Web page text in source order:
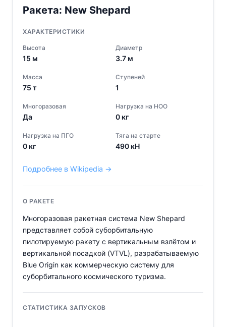
Ракета: New Shepard
ХАРАКТЕРИСТИКИ
Высота
15 м
Диаметр
3.7 м
Масса
75 т
Ступеней
1
Многоразовая
Да
Нагрузка на НОО
0 кг
Нагрузка на ПГО
0 кг
Тяга на старте
490 кН
Подробнее в Wikipedia →
О РАКЕТЕ
Многоразовая ракетная система New Shepard
представляет собой суборбитальную
пилотируемую ракету с вертикальным взлётом и
вертикальной посадкой (VTVL), разрабатываемую
Blue Origin как коммерческую систему для
суборбитального космического туризма.
СТАТИСТИКА ЗАПУСКОВ